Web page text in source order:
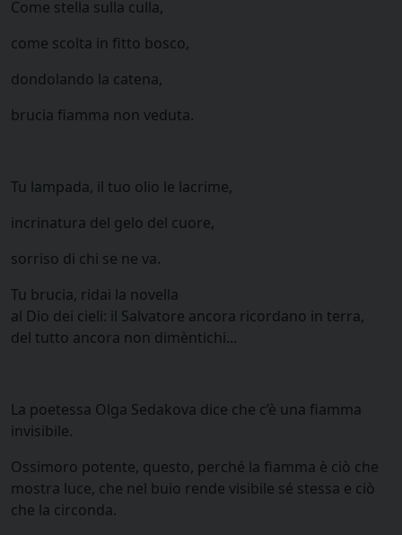
Come stella sulla culla,
come scolta in fitto bosco,
dondolando la catena,
brucia fiamma non veduta.
Tu lampada, il tuo olio le lacrime,
incrinatura del gelo del cuore,
sorriso di chi se ne va.
Tu brucia, ridai la novella
al Dio dei cieli: il Salvatore ancora ricordano in terra,
del tutto ancora non dimèntichi...
La poetessa Olga Sedakova dice che c’è una fiamma
invisibile.
Ossimoro potente, questo, perché la fiamma è ciò che
mostra luce, che nel buio rende visibile sé stessa e ciò
che la circonda.